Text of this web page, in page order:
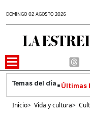
DOMINGO 02 AGOSTO 2026
Últimas
Inicio> Vida y cultura>